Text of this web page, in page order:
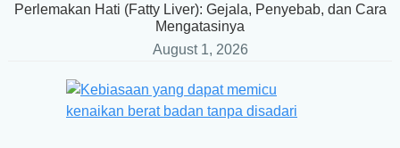
Perlemakan Hati (Fatty Liver): Gejala, Penyebab, dan Cara
Mengatasinya
August 1, 2026